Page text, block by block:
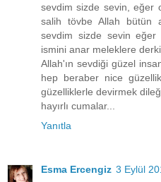
sevdim sizde sevin, eğer
salih tövbe Allah bütün
sevdim sizde sevin eğer
ismini anar meleklere derki
Allah'ın sevdiği güzel
hep beraber nice
güzelliklerle devirmek dileği
hayırlı cumalar...
Yanıtla
Esma Ercengiz 3 Eylül